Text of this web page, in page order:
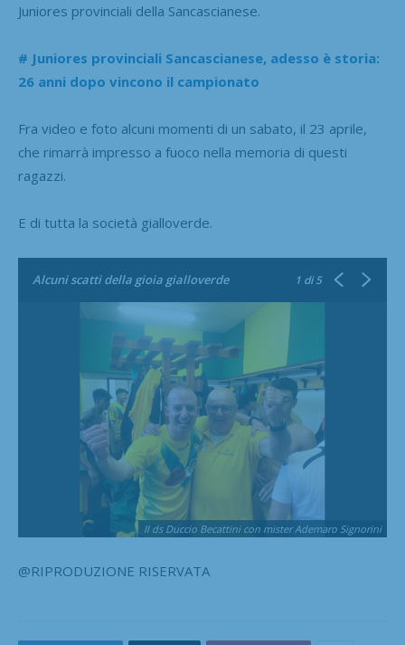
Juniores provinciali della Sancascianese.
# Juniores provinciali Sancascianese, adesso è storia:
26 anni dopo vincono il campionato
Fra video e foto alcuni momenti di un sabato, il 23 aprile,
che rimarrà impresso a fuoco nella memoria di questi
ragazzi.
E di tutta la società gialloverde.
Alcuni scatti della gioia gialloverde 1 di 5
Il ds Duccio Becattini con mister Ademaro Signorini
@RIPRODUZIONE RISERVATA